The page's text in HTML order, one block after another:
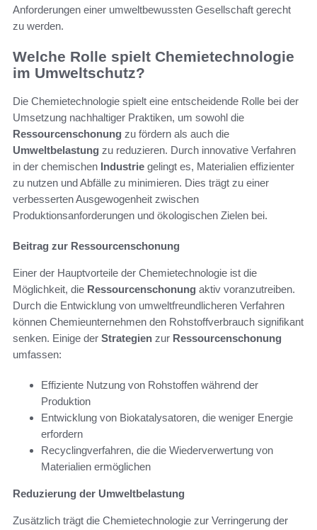
Anforderungen einer umweltbewussten Gesellschaft gerecht
zu werden.
Welche Rolle spielt Chemietechnologie
im Umweltschutz?
Die Chemietechnologie spielt eine entscheidende Rolle bei der
Umsetzung nachhaltiger Praktiken, um sowohl die
Ressourcenschonung zu fördern als auch die
Umweltbelastung zu reduzieren. Durch innovative Verfahren
in der chemischen Industrie gelingt es, Materialien effizienter
zu nutzen und Abfälle zu minimieren. Dies trägt zu einer
verbesserten Ausgewogenheit zwischen
Produktionsanforderungen und ökologischen Zielen bei.
Beitrag zur Ressourcenschonung
Einer der Hauptvorteile der Chemietechnologie ist die
Möglichkeit, die Ressourcenschonung aktiv voranzutreiben.
Durch die Entwicklung von umweltfreundlicheren Verfahren
können Chemieunternehmen den Rohstoffverbrauch signifikant
senken. Einige der Strategien zur Ressourcenschonung
umfassen:
Effiziente Nutzung von Rohstoffen während der
Produktion
Entwicklung von Biokatalysatoren, die weniger Energie
erfordern
Recyclingverfahren, die die Wiederverwertung von
Materialien ermöglichen
Reduzierung der Umweltbelastung
Zusätzlich trägt die Chemietechnologie zur Verringerung der